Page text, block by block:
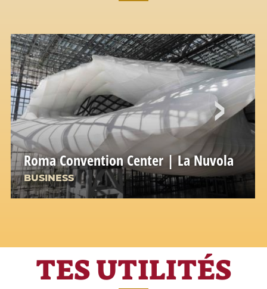
Roma Convention Center | La Nuvola
BUSINESS
TES UTILITÉS